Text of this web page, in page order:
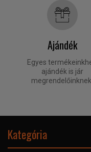
Ajándék
Egyes
ajándék is jár
megrendelőinknek.
Kategória